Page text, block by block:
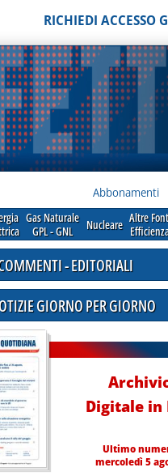
RICHIEDI ACCESSO
Abbonamenti
Gas Naturale
GPL - GNL
Nucleare Altre
- EDITORIALI
GIORNO PER GIORNO
Digitale in
Ultimo
mercoledì 5